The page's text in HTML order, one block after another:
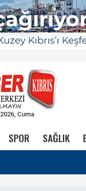
Cuma
SPOR SAĞLIK